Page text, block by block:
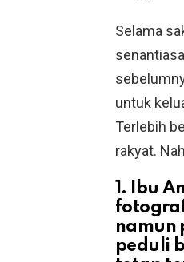
Selama
untuk
Terlebih
rakyat.
1. Ibu
namun
peduli